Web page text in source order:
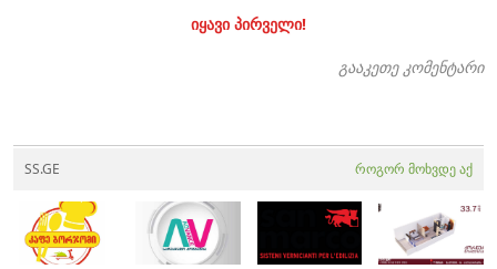
იყავი პირველი!
გააკეთე კომენტარი
SS.GE როგორ მოხვდე აქ